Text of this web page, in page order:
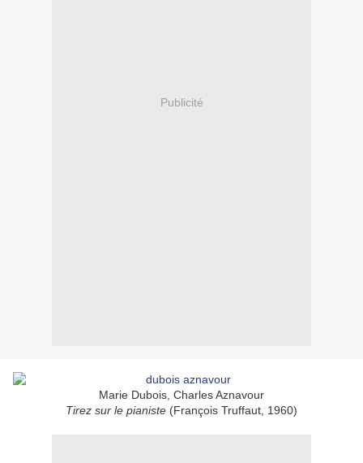
Publicité
Marie Dubois, Charles Aznavour
Tirez sur le pianiste (François Truffaut, 1960)